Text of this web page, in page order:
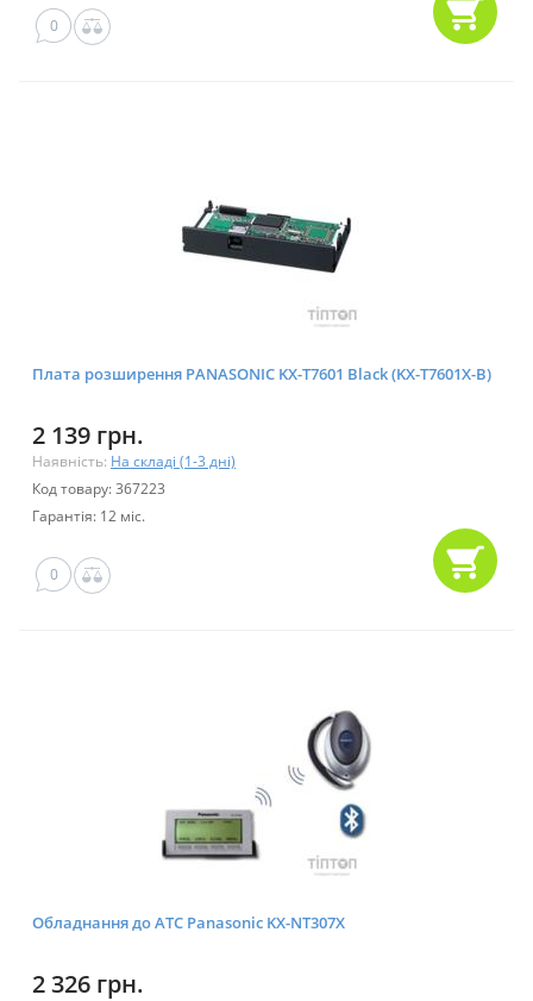
0
Плата розширення PANASONIC KX-T7601 Black (KX-T7601X-B)
2 139 грн.
Наявність: На складі (1-3 дні)
Код товару: 367223
Гарантія: 12 міс.
0
Обладнання до АТС Panasonic KX-NT307X
2 326 грн.